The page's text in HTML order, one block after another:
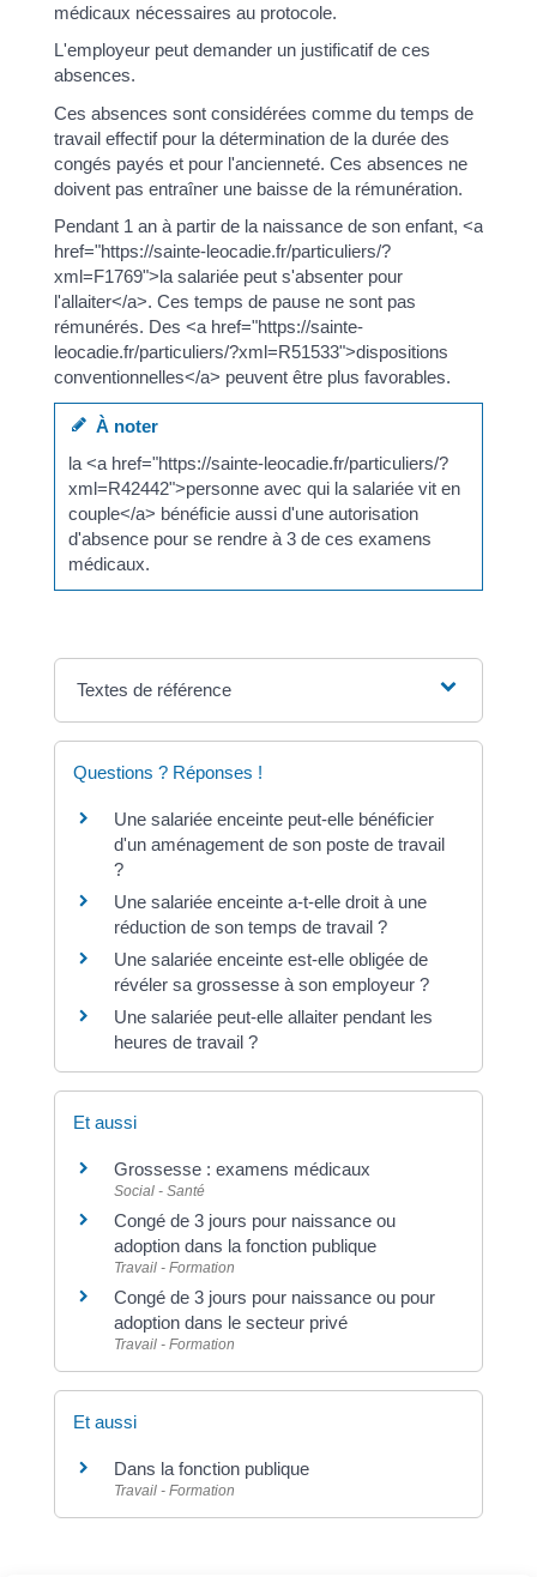
médicaux nécessaires au protocole.
L'employeur peut demander un justificatif de ces
absences.
Ces absences sont considérées comme du temps de
travail effectif pour la détermination de la durée des
congés payés et pour l'ancienneté. Ces absences ne
doivent pas entraîner une baisse de la rémunération.
Pendant 1 an à partir de la naissance de son enfant, <a
href="https://sainte-leocadie.fr/particuliers/?
xml=F1769">la salariée peut s'absenter pour
l'allaiter</a>. Ces temps de pause ne sont pas
rémunérés. Des <a href="https://sainte-
leocadie.fr/particuliers/?xml=R51533">dispositions
conventionnelles</a> peuvent être plus favorables.
À noter
la <a href="https://sainte-leocadie.fr/particuliers/?
xml=R42442">personne avec qui la salariée vit en
couple</a> bénéficie aussi d'une autorisation
d'absence pour se rendre à 3 de ces examens
médicaux.
Textes de référence
Questions ? Réponses !
Une salariée enceinte peut-elle bénéficier
d'un aménagement de son poste de travail
?
Une salariée enceinte a-t-elle droit à une
réduction de son temps de travail ?
Une salariée enceinte est-elle obligée de
révéler sa grossesse à son employeur ?
Une salariée peut-elle allaiter pendant les
heures de travail ?
Et aussi
Grossesse : examens médicaux
Social - Santé
Congé de 3 jours pour naissance ou
adoption dans la fonction publique
Travail - Formation
Congé de 3 jours pour naissance ou pour
adoption dans le secteur privé
Travail - Formation
Et aussi
Dans la fonction publique
Travail - Formation